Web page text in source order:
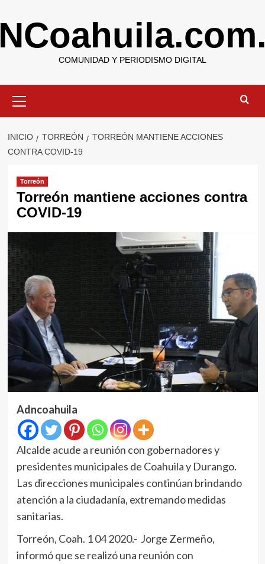
al
contenido
COMUNIDAD Y PERIODISMO DIGITAL
primario
INICIO TORREÓN
TORREÓN MANTIENE ACCIONES
CONTRA COVID-19
Torreón
Torreón mantiene acciones contra
COVID-19
Adncoahuila
Alcalde acude a reunión con gobernadores y
presidentes municipales de Coahuila y Durango.
Las direcciones municipales continúan brindando
atención a la ciudadanía, extremando medidas
sanitarias.
Torreón, Coah. 1 04 2020.- Jorge Zermeño,
informó que se realizó una reunión con